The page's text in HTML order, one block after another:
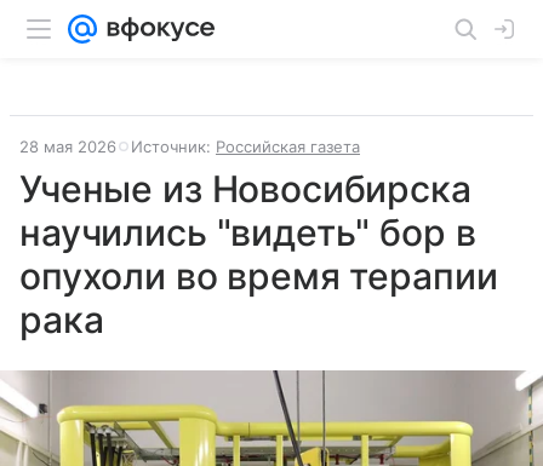
28 мая 2026 Источник: Российская газета
Ученые из Новосибирска
научились "видеть" бор в
опухоли во время терапии
рака